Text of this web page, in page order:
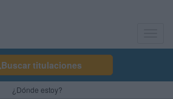
Buscar titulaciones
¿Dónde estoy?